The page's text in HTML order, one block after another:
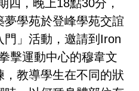
四，晚上18點30分，
學苑於登峰學苑交誼
門」活動，邀請到Iron
擊運動中心的穆韋文
教導學生在不同的狀